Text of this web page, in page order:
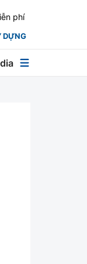
phí
DỰNG